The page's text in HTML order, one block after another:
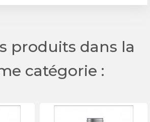
produits dans la
catégorie :